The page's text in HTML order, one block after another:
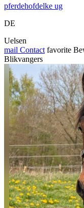
pferdehofdelke ug
DE
Uelsen
mail Contact favorite
Blikvangers